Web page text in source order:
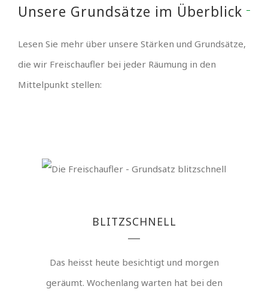
Unsere Grundsätze im Überblick
Lesen Sie mehr über unsere Stärken und Grundsätze,
die wir Freischaufler bei jeder Räumung in den
Mittelpunkt stellen:
BLITZSCHNELL
Das heisst heute besichtigt und morgen
geräumt. Wochenlang warten hat bei den